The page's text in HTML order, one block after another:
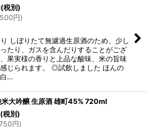
(税別)
円)
しぼりたて無濾過生原酒のため、少し
たり、ガスを含んだりすることがござ
果実様の香りと上品な酸味、米の旨味
じられます。 ◎試飲しました ほんの
白…
米大吟醸 生原酒 雄町45% 720ml
(税別)
円)